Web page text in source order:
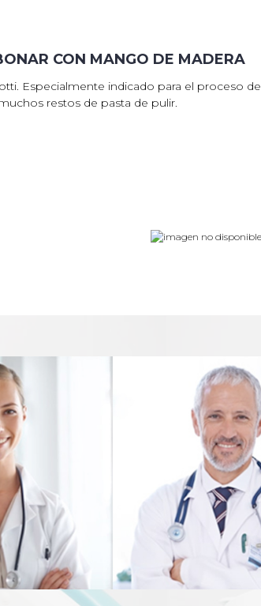
CON MANGO DE MADERA
Especialmente indicado para el proceso de
restos de pasta de pulir.